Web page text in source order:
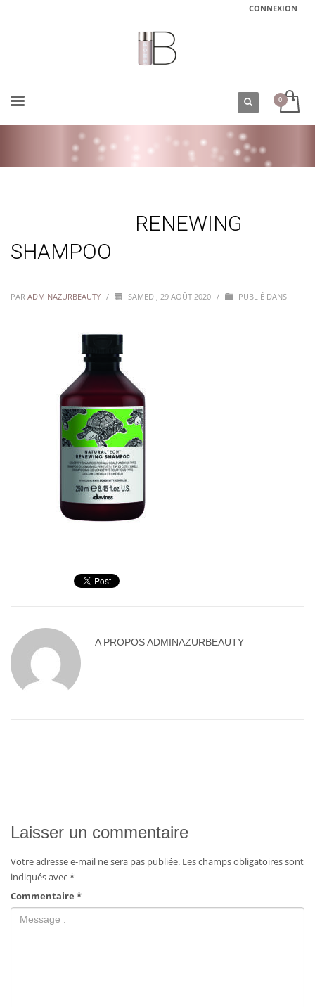
CONNEXION
RENEWING
SHAMPOO
PAR ADMINAZURBEAUTY / SAMEDI, 29 AOÛT 2020 / PUBLIÉ DANS
A PROPOSADMINAZURBEAUTY
Laisser un commentaire
Votre adresse e-mail ne sera pas publiée. Les champs obligatoires sont
indiqués avec*
Commentaire *